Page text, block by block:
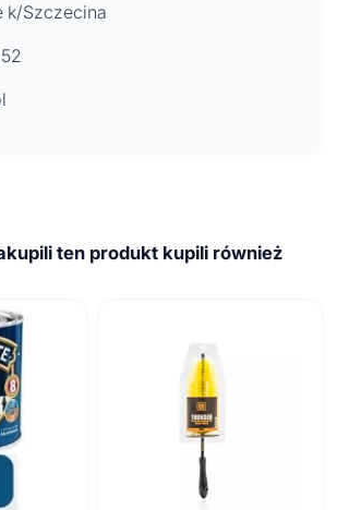
k/Szczecina
ten produkt kupili również